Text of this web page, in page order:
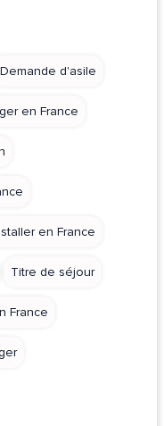
Demande d'asile
en France
en France
Titre de séjour
France